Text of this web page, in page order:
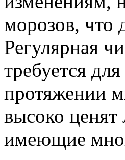
морозов, что
Регулярная
требуется
протяжении
высоко
имеющие